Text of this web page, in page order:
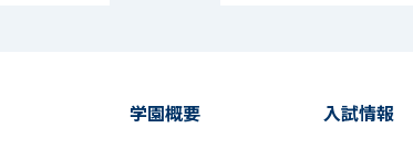
学園概要 入試情報